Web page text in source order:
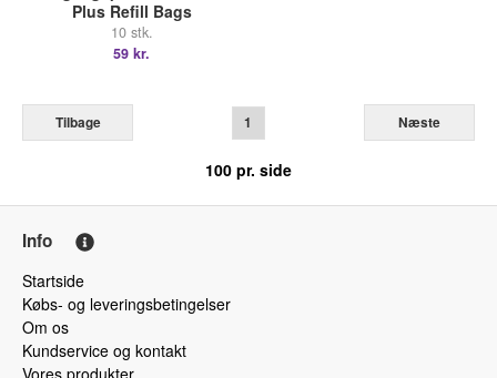
Plus Refill Bags
10 stk.
59 kr.
Tilbage 1 Næste
100 pr. side
Info
Startside
Købs- og leveringsbetingelser
Om os
Kundservice og kontakt